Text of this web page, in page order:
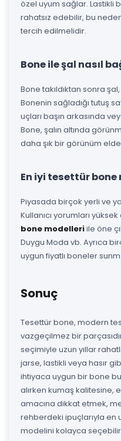
özel uyum sağlar. Lastikli
rahatsız edebilir, bu
tercih edilmelidir.
Bone ile şal nasıl
Bone takıldıktan sonra
Bonenin sağladığı tutuş
uçları başın arkasında
Bone, şalın altında
daha şık bir görünüm
En iyi tesettür
Piyasada birçok yerli ve
Kullanıcı yorumları
bone modelleriile öne
Duygu Moda vb. Ayrıca
uygun fiyatlı boneler
Sonuç
Tesettür bone, modern
vazgeçilmez bir
seçimiyle uzun yıllar
jarse, lastikli veya hasır
ihtiyaca uygun bir bone
alırken kumaş kalitesine,
amacına dikkat etmek,
rehberdeki ipuçlarıyla en
modelini kolayca